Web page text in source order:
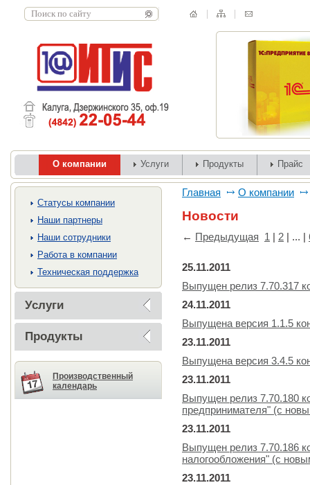
О компании Услуги Продукты Прайс
Cтатусы компании
Наши партнеры
Наши сотрудники
Работа в компании
Техническая поддержка
Услуги
Продукты
Производственный
календарь
Главная О компании
Новости
← Предыдущая 1 | 2 | ... |
25.11.2011
Выпущен релиз 7.70.317
24.11.2011
Выпущена версия 1.1.5
23.11.2011
Выпущена версия 3.4.5
23.11.2011
Выпущен релиз 7.70.180
предпринимателя" (с
23.11.2011
Выпущен релиз 7.70.186
налогообложения" (с
23.11.2011